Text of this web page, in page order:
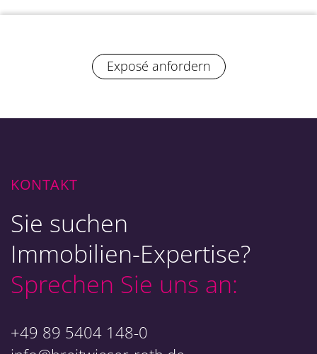
Exposé anfordern
KONTAKT
Sie suchen
Immobilien-Expertise?
Sprechen Sie uns an:
+49 89 5404 148-0